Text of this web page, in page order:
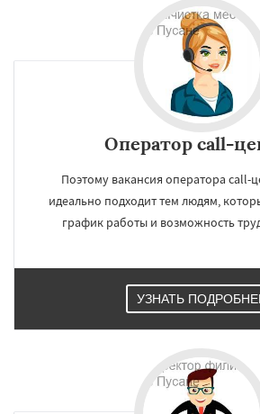
Оператор call-
Поэтому вакансия оператора call-
идеально подходит тем людям,
график работы и возможность
УЗНАТЬ